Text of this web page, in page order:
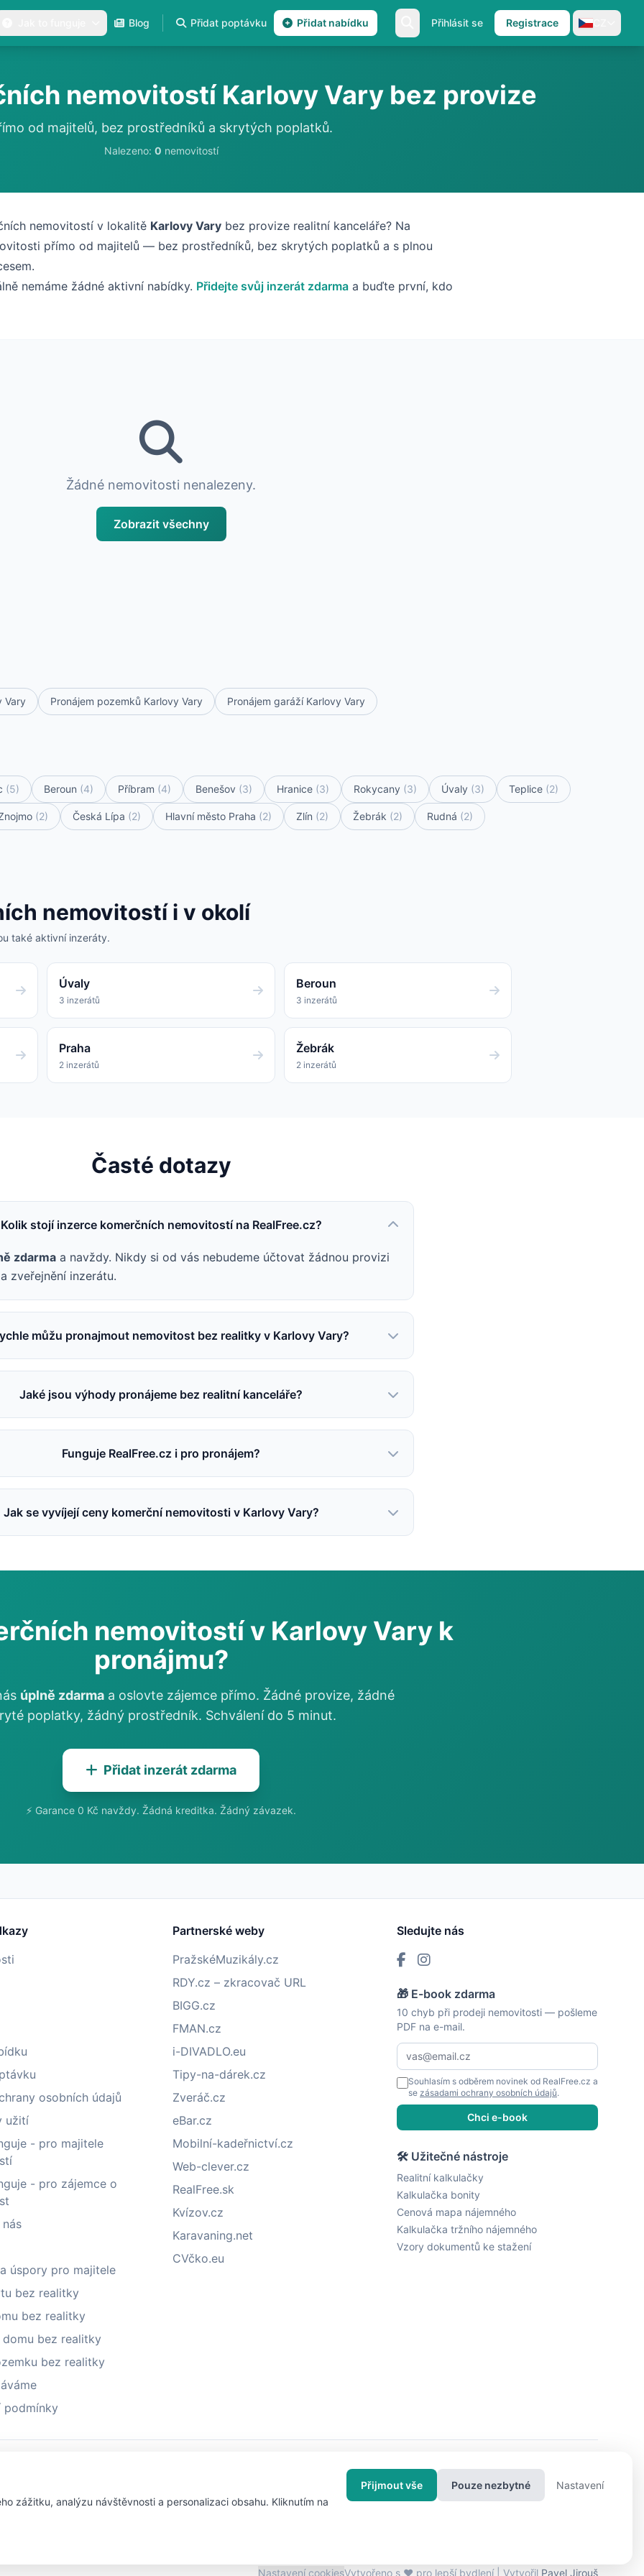
Blog Přidat poptávku Přidat nabídku Přihlásit se Registrace
nemovitostí Karlovy Vary bez provize
od majitelů, bez prostředníků a skrytých poplatků.
Nalezeno: 0 nemovitostí
nemovitostí v lokalitě Karlovy Vary bez provize realitní kanceláře? Na
přímo od majitelů — bez prostředníků, bez skrytých poplatků a s plnou
nemáme žádné aktivní nabídky. Přidejte svůj inzerát zdarma a buďte první, kdo
Žádné nemovitosti nenalezeny.
Zobrazit všechny
Vary Pronájem pozemků Karlovy Vary Pronájem garáží Karlovy Vary
(5) Beroun (4) Příbram (4) Benešov (3) Hranice (3) Rokycany (3) Úvaly (3) Teplice (2)
(2) Česká Lípa (2) Hlavní město Praha (2) Zlín (2) Žebrák (2) Rudná (2)
nemovitostí i v okolí
také aktivní inzeráty.
Úvaly
3 inzerátů
Beroun
3 inzerátů
Praha
2 inzerátů
Žebrák
2 inzerátů
Časté dotazy
Kolik stojí inzerce komerčních nemovitostí na RealFree.cz?
zdarma a navždy. Nikdy si od vás nebudeme účtovat žádnou provizi
zveřejnění inzerátu.
můžu pronajmout nemovitost bez realitky v Karlovy Vary?
Jaké jsou výhody pronájeme bez realitní kanceláře?
Funguje RealFree.cz i pro pronájem?
Jak se vyvíjejí ceny komerční nemovitosti v Karlovy Vary?
nemovitostí v Karlovy Vary k
pronájmu?
úplně zdarma a oslovte zájemce přímo. Žádné provize, žádné
poplatky, žádný prostředník. Schválení do 5 minut.
Přidat inzerát zdarma
⚡ Garance 0 Kč navždy. Žádná kreditka. Žádný závazek.
osobních údajů
užití
- pro majitele
- pro zájemce o
úspory pro majitele
bez realitky
bez realitky
domu bez realitky
bez realitky
podmínky
Partnerské weby
PražskéMuzikály.cz
RDY.cz – zkracovač URL
BIGG.cz
FMAN.cz
i-DIVADLO.eu
Tipy-na-dárek.cz
Zveráč.cz
eBar.cz
Mobilní-kadeřnictví.cz
Web-clever.cz
RealFree.sk
Kvízov.cz
Karavaning.net
CVčko.eu
Sledujte nás
🎁 E-book zdarma
10 chyb při prodeji nemovitosti — pošleme
PDF na e-mail.
Souhlasím s odběrem novinek od RealFree.cz a
se zásadami ochrany osobních údajů.
Chci e-book
🛠 Užitečné nástroje
Realitní kalkulačky
Kalkulačka bonity
Cenová mapa nájemného
Kalkulačka tržního nájemného
Vzory dokumentů ke stažení
fman.cz Men.cz ProMuze.eu Objektiv24.cz iBydleni.cz Bigg.cz
Nastavení cookiesVytvořeno s ❤ pro lepší bydlení | Vytvořil Pavel Jirouš
zážitku, analýzu návštěvnosti a personalizaci obsahu. Kliknutím na
Přijmout vše Pouze nezbytné Nastavení